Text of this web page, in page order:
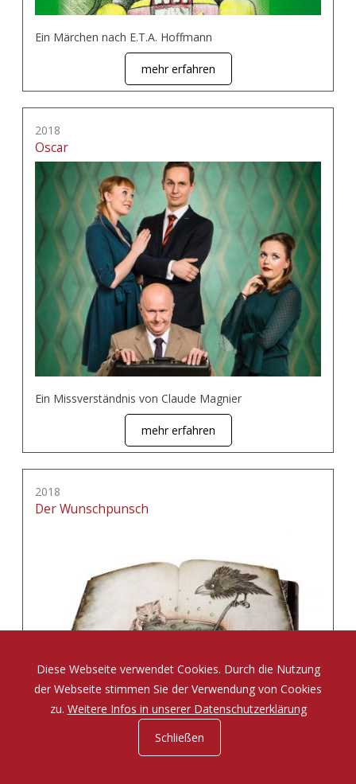
Ein Märchen nach E.T.A. Hoffmann
mehr erfahren
2018
Oscar
Ein Missverständnis von Claude Magnier
mehr erfahren
2018
Der Wunschpunsch
Eine Zauberposse von Michael Ende
Diese Webseite verwendet Cookies. Durch die Nutzung
der Webseite stimmen Sie der Verwendung von Cookies
zu. Weitere Infos in unserer Datenschutzerklärung
Schließen